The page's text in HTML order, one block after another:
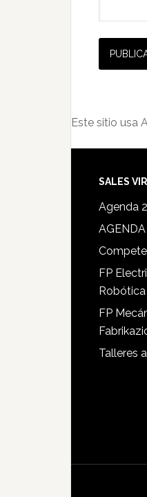
Este sitio usa
SALES
Agenda
AGENDA
FP
Robótica
FP
Talleres